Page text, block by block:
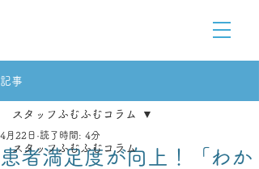
記事
スタッフふむふむコラム
スタッフふむふむコラム
患者満足度が向上！「わか
4月22日 読了時間: 4分